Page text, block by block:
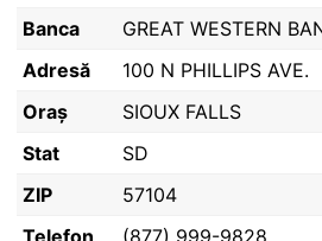
Banca
GREAT WESTERN
Adresă
100 N PHILLIPS AVE.
Oraș
SIOUX FALLS
Stat
SD
ZIP
57104
Telefon
(877) 999-9828